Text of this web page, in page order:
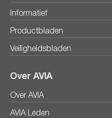
Informatief
Productbladen
Veiligheidsbladen
Over AVIA
Over AVIA
AVIA Leden